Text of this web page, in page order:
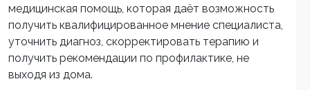
медицинская помощь, которая даёт возможность
получить квалифицированное мнение специалиста,
уточнить диагноз, скорректировать терапию и
получить рекомендации по профилактике, не
выходя из дома.